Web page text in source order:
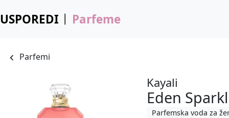
USPOREDI Parfeme
Parfemi
Kayali
Eden
Parfemska voda za